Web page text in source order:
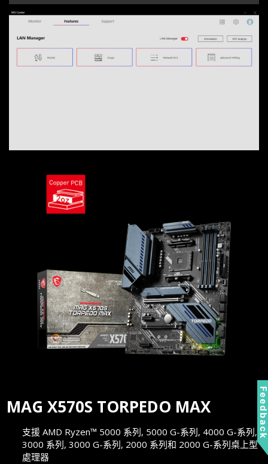
MAG X570S TORPEDO MAX
支援 AMD Ryzen™ 5000 系列, 5000 G-系列, 4000 G-系列,
3000 系列, 3000 G-系列, 2000 系列和 2000 G-系列桌上型
處理器